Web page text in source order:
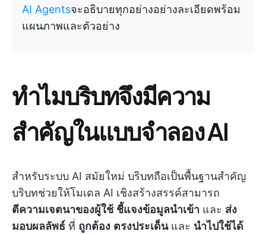
AI Agentsจะอธิบายทุกอย่างอย่างละเอียดพร้อม
แผนภาพและตัวอย่าง
ทำไมบริบทจึงมีความ
สำคัญในแบบจำลอง AI
สำหรับระบบ AI สมัยใหม่ บริบทถือเป็นพื้นฐานสำคัญ
บริบทช่วยให้โมเดล AI เชิงสร้างสรรค์สามารถ
ตีความเจตนาของผู้ใช้ ชี้แจงข้อมูลนำเข้า และ ส่ง
มอบผลลัพธ์ ที่ ถูกต้อง ตรงประเด็นและ นำไปใช้ได้